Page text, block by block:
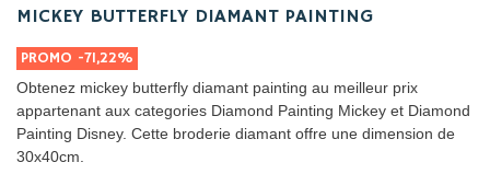
MICKEY BUTTERFLY DIAMANT PAINTING
PROMO -71,22%
Obtenez mickey butterfly diamant painting au meilleur prix
appartenant aux categories Diamond Painting Mickey et Diamond
Painting Disney. Cette broderie diamant offre une dimension de
30x40cm.